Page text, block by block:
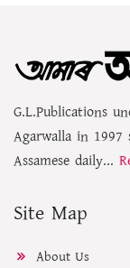
G.L.Publications
Agarwalla in
Assamese daily...
Site Map
About Us